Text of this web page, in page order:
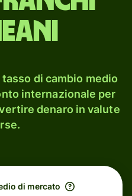
di cambio medio
internazionale per
denaro in valute
di mercato